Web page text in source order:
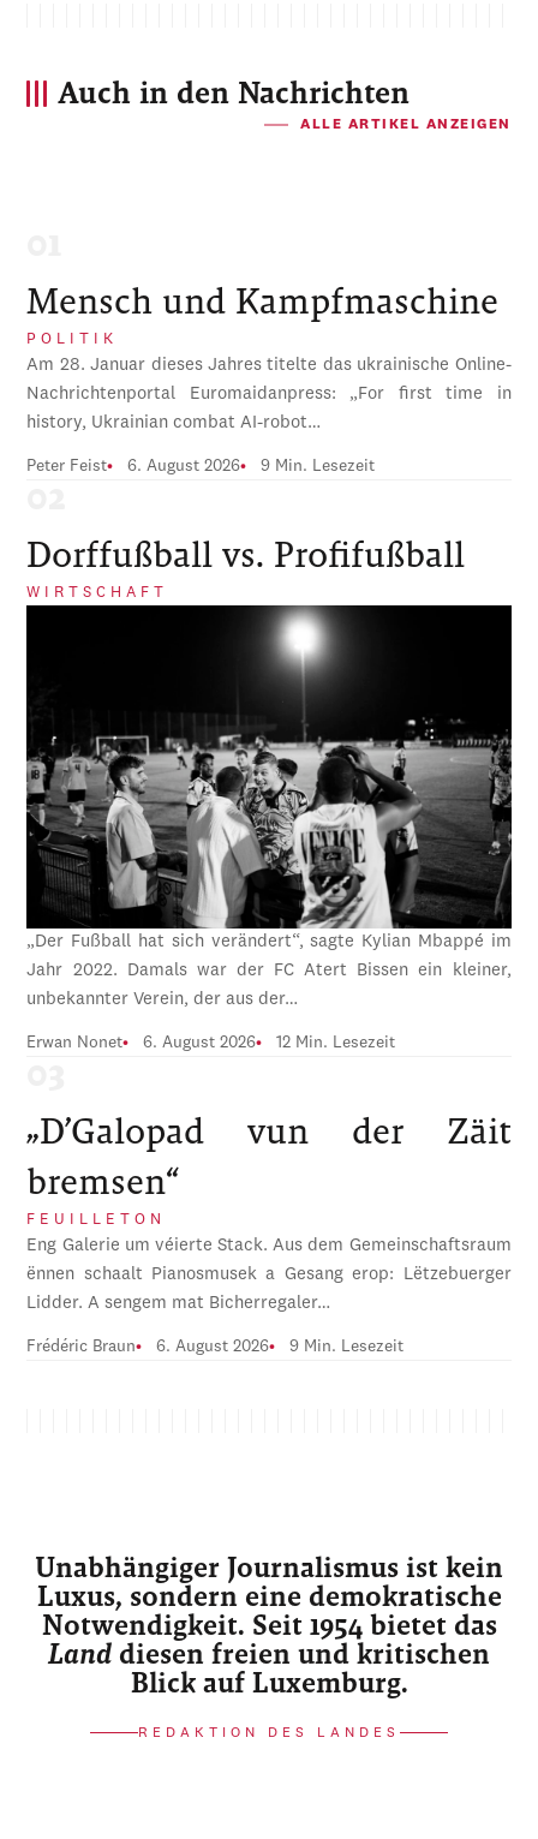
Auch in den Nachrichten
ALLE ARTIKEL ANZEIGEN
Mensch und Kampfmaschine
POLITIK
Am 28. Januar dieses Jahres titelte das ukrainische Online-
Nachrichtenportal Euromaidanpress: „For first time in
history, Ukrainian combat AI-robot…
Peter Feist 6. August 2026 9 Min. Lesezeit
Dorffußball vs. Profifußball
WIRTSCHAFT
„Der Fußball hat sich verändert“, sagte Kylian Mbappé im
Jahr 2022. Damals war der FC Atert Bissen ein kleiner,
unbekannter Verein, der aus der…
Erwan Nonet 6. August 2026 12 Min. Lesezeit
„D’Galopad vun der Zäit
bremsen“
FEUILLETON
Eng Galerie um véierte Stack. Aus dem Gemeinschaftsraum
ënnen schaalt Pianosmusek a Gesang erop: Lëtzebuerger
Lidder. A sengem mat Bicherregaler…
Frédéric Braun 6. August 2026 9 Min. Lesezeit
Unabhängiger Journalismus ist kein
Luxus, sondern eine demokratische
Notwendigkeit. Seit 1954 bietet das
Land diesen freien und kritischen
Blick auf Luxemburg.
REDAKTION DES LANDES